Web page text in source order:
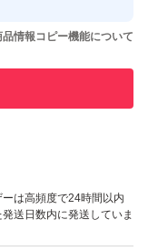
せた実績があります
があります
ーは高頻度で24時間以内
発送日数内に発送していま
品情報コピー機能について